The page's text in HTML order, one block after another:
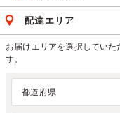
配達エリア
お届けエリアを選択してい
す。